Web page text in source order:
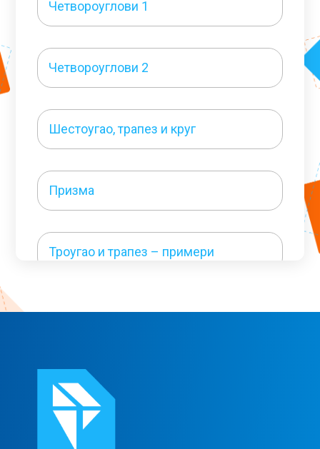
Четвороуглови 1
Четвороуглови 2
Шестоугао, трапез и круг
Призма
Троугао и трапез – примери
Четвороуглови – примери 1
Четвороуглови – примери 2
Круг – примери